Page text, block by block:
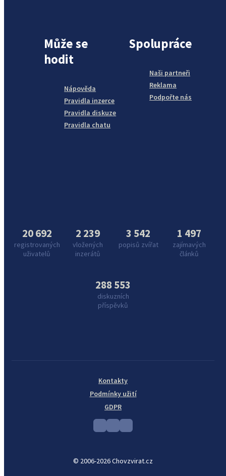
Může se
hodit
Nápověda
Pravidla inzerce
Pravidla diskuze
Pravidla chatu
Spolupráce
Naši partneři
Reklama
Podpořte nás
20 692
registrovaných
uživatelů
2 239
vložených
inzerátů
3 542
popisů zvířat
1 497
zajímavých
článků
288 553
diskuzních
příspěvků
© 2006-2026 Chovzvirat.cz
Kontakty
Podmínky užití
GDPR